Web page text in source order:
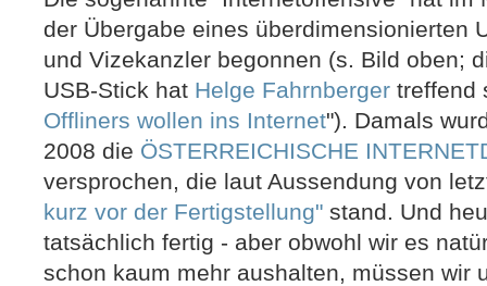
der Übergabe eines überdimensionierten
und Vizekanzler begonnen (s. Bild oben;
USB-Stick hat Helge Fahrnberger treffend
Offliners wollen ins Internet"). Damals
2008 die ÖSTERREICHISCHE
versprochen, die laut Aussendung von
kurz vor der Fertigstellung" stand. Und
tatsächlich fertig - aber obwohl wir es
schon kaum mehr aushalten, müssen wir